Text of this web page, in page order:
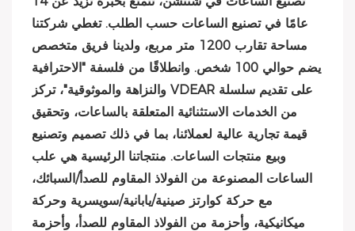
عامًا في تصنيع الساعات حسب الطلب. تغطي شركتنا
مساحة تقارب 1200 متر مربع، ولدينا فريق متخصص
يضم حوالي 100 شخص. وانطلاقًا من فلسفة "الاحترافية
والنزاهة والموثوقية"، تركز VDEAR على تقديم سلسلة
من الخدمات الاستثنائية المتعلقة بالساعات، وتحقيق
قيمة تجارية عالية لعملائنا، بما في ذلك تصميم وتصنيع
وبيع منتجات الساعات. منتجاتنا الرئيسية هي علب
الساعات المصنوعة من الفولاذ المقاوم للصدأ/السبائك،
مع حركة كوارتز صينية/يابانية/سويسرية وحركة
ميكانيكية، وأحزمة من الفولاذ المقاوم للصدأ، وأحزمة